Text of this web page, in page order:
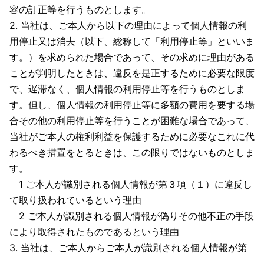
容の訂正等を行うものとします。
2. 当社は、ご本人から以下の理由によって個人情報の利
用停止又は消去（以下、総称して「利用停止等」といいま
す。）を求められた場合であって、その求めに理由がある
ことが判明したときは、違反を是正するために必要な限度
で、遅滞なく、個人情報の利用停止等を行うものとしま
す。但し、個人情報の利用停止等に多額の費用を要する場
合その他の利用停止等を行うことが困難な場合であって、
当社がご本人の権利利益を保護するために必要なこれに代
わるべき措置をとるときは、この限りではないものとしま
す。
1 ご本人が識別される個人情報が第３項（１）に違反し
て取り扱われているという理由
2 ご本人が識別される個人情報が偽りその他不正の手段
により取得されたものであるという理由
3. 当社は、ご本人からご本人が識別される個人情報が第